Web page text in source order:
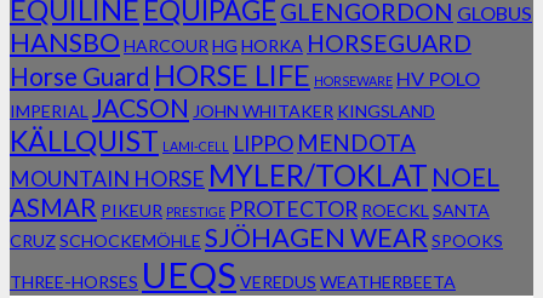
EQUILINE EQUIPAGE GLENGORDON GLOBUS
HANSBO HARCOUR HG HORKA HORSEGUARD
Horse Guard HORSE LIFE HORSEWARE HV POLO
IMPERIAL JACSON JOHN WHITAKER KINGSLAND
KÄLLQUIST LAMI-CELL LIPPO MENDOTA
MOUNTAIN HORSE MYLER/TOKLAT NOEL
ASMAR PIKEUR PRESTIGE PROTECTOR ROECKL SANTA
CRUZSCHOCKEMÖHLE SJÖHAGEN WEAR SPOOKS
THREE-HORSES UEQS VEREDUS WEATHERBEETA